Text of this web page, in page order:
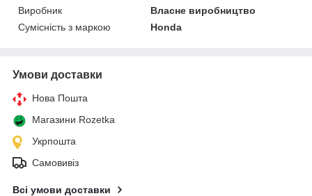
Виробник
Власне виробництво
Сумісність з маркою
Honda
Умови доставки
Нова Пошта
Магазини Rozetka
Укрпошта
Самовивіз
Всі умови доставки